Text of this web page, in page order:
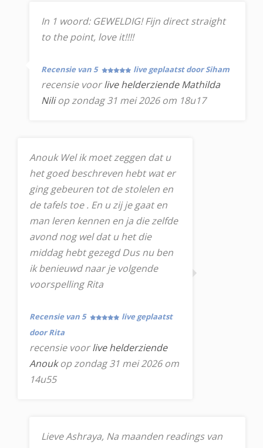
In 1 woord: GEWELDIG! Fijn direct straight
to the point, love it!!!!
Recensie van 5 live geplaatst door Siham
recensie voorlive helderziende Mathilda
Niliop zondag 31 mei 2026 om 18u17
Anouk Wel ik moet zeggen dat u
het goed beschreven hebt wat er
ging gebeuren tot de stolelen en
de tafels toe . En u zij je gaat en
man leren kennen en ja die zelfde
avond nog wel dat u het die
middag hebt gezegd Dus nu ben
ik benieuwd naar je volgende
voorspelling Rita
Recensie van 5
live geplaatst
door Rita
recensie voorlive helderziende
Anoukop zondag 31 mei 2026 om
14u55
Lieve Ashraya, Na maanden readings van